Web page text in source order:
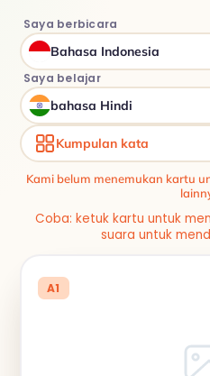
Saya berbicara
Bahasa Indonesia
Saya belajar
bahasa Hindi
Kumpulan kata
Kami belum menemukan kartu
Coba: ketuk kartu untuk
suara untuk
A1